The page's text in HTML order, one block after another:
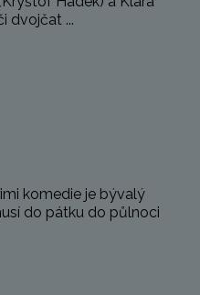
dvojčat ...
komedie je bývalý
do pátku do půlnoci